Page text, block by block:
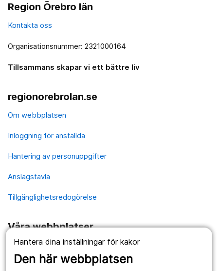
Hantera dina inställningar för kakor
Den här webbplatsen
Region Örebro län
Kontakta oss
Organisationsnummer: 2321000164
Tillsammans skapar vi ett bättre liv
regionorebrolan.se
Om webbplatsen
Inloggning för anställda
Hantering av personuppgifter
Anslagstavla
Tillgänglighetsredogörelse
Våra webbplatser
1177.se
Länstrafiken